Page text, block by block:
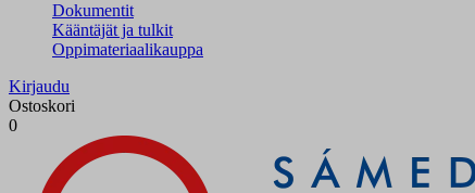
Dokumentit
Kääntäjät ja tulkit
Oppimateriaalikauppa
Kirjaudu
Ostoskori
0